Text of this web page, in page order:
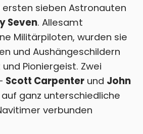
ersten sieben Astronauten
Seven. Allesamt
Militärpiloten, wurden sie
und Aushängeschildern
Pioniergeist. Zwei
Scott Carpenter und John
ganz unterschiedliche
verbunden